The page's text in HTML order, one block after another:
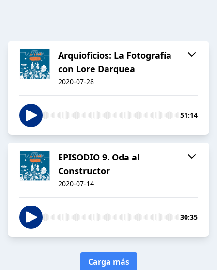
Arquioficios: La Fotografía
con Lore Darquea
2020-07-28
51:14
EPISODIO 9. Oda al
Constructor
2020-07-14
30:35
Carga más